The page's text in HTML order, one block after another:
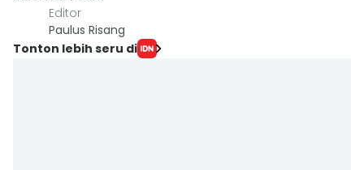
Editor
Paulus Risang
Tonton lebih seru di